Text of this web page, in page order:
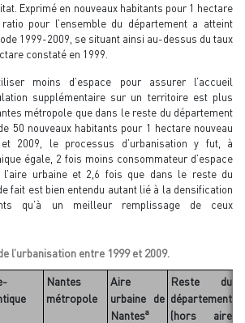
Exprimé en nouveaux habitants pour 1 hectare
ratio pour l’ensemble du département a atteint
1999-2009, se situant ainsi au-dessus du taux
constaté en 1999.
moins d’espace pour assurer l’accueil
supplémentaire sur un territoire est plus
métropole que dans le reste du département
50 nouveaux habitants pour 1 hectare nouveau
2009, le processus d’urbanisation y fut, à
égale, 2 fois moins consommateur d’espace
urbaine et 2,6 fois que dans le reste du
fait est bien entendu autant lié à la densification
qu’à un meilleur remplissage de ceux
l’urbanisation entre 1999 et 2009.
Nantes
métropole
Aire
urbaine de
Nantesa
Reste du
département
(hors aire